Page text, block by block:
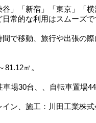
」「新宿」「東京」「
常的な利用はスムーズ
で移動、旅行や出張の
㎡。
場30台、、自転車置場
ン、施工：川田工業株